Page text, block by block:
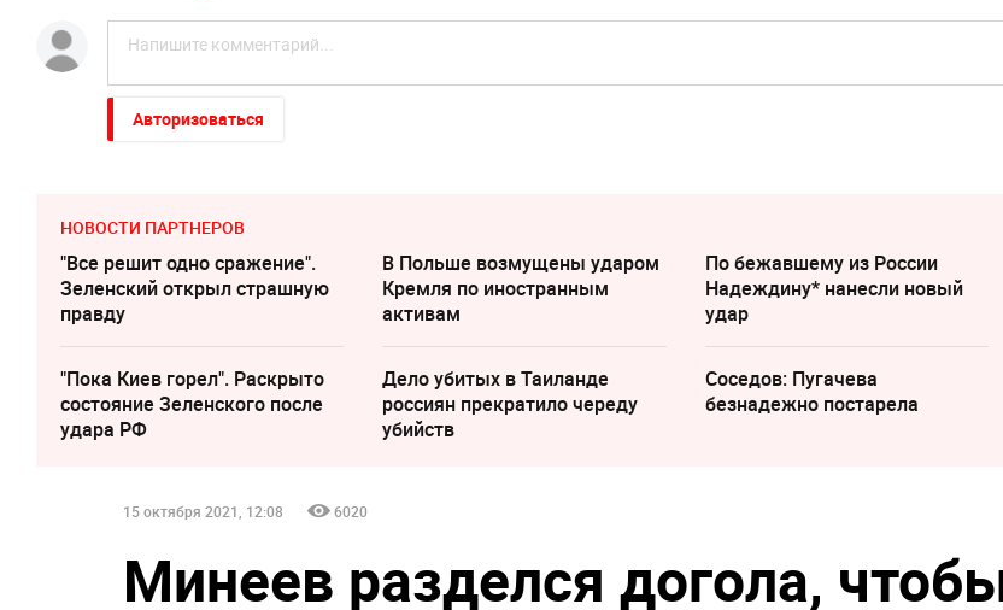
Авторизоваться
НОВОСТИ ПАРТНЕРОВ
"Все решит одно сражение".
Зеленский открыл страшную
правду
В Польше возмущены ударом
Кремля по иностранным
активам
По бежавшему из России
Надеждину* нанесли новый
удар
"Пока Киев горел". Раскрыто
состояние Зеленского после
удара РФ
Дело убитых в Таиланде
россиян прекратило череду
убийств
Соседов: Пугачева
безнадежно постарела
15 октября 2021, 12:08 6020
Минеев разделся догола,